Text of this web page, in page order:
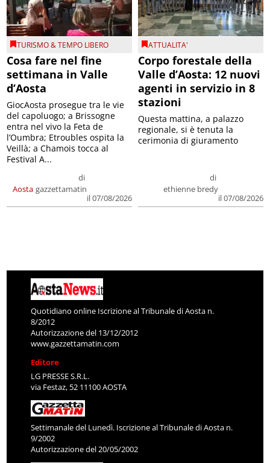
TURISMO & TEMPO LIBERO
Cosa fare nel fine
settimana in Valle
d’Aosta
Aosta
di
gazzettamatin
il 07/08/2026
GiocAosta prosegue tra le vie
del capoluogo; a Brissogne
entra nel vivo la Feta de
l’Oumbra; Etroubles ospita la
Veillà; a Chamois tocca al
Festival A...
ATTUALITA'
Corpo forestale della
Valle d’Aosta: 12 nuovi
agenti in servizio in 8
stazioni
di
ethienne bredy
il 07/08/2026
Questa mattina, a palazzo
regionale, si è tenuta la
cerimonia di giuramento
Quotidiano online Iscrizione al Tribunale di Aosta n.
8/2012
Autorizzazione del 13/12/2012
www.gazzettamatin.com
Editore
LG PRESSE S.R.L.
via Festaz, 52 11100 AOSTA
Settimanale del Lunedì. Iscrizione al Tribunale di Aosta n.
9/2002
Autorizzazione del 20/05/2002